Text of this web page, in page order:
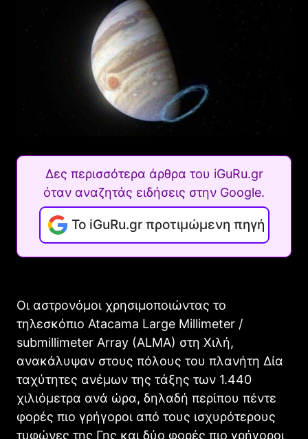
Δες περισσότερα άρθρα του iGuRu.gr
όταν αναζητάς ειδήσεις στην Google.
Το iGuRu.gr προτιμώμενη πηγή
Οι αστρονόμοι χρησιμοποιώντας το
τηλεσκόπιο Atacama Large Millimeter /
submillimeter Array (ALMA) στη Χιλή,
ανακάλυψαν στους πόλους του πλανήτη Δία
ταχύτητες ανέμων της τάξης των 1.440
χιλιόμετρα ανά ώρα, δηλαδή περίπου πέντε
φορές πιο γρήγοροι από τους ισχυρότερους
τυφώνες της Γης και δύο φορές πιο γρήγοροι